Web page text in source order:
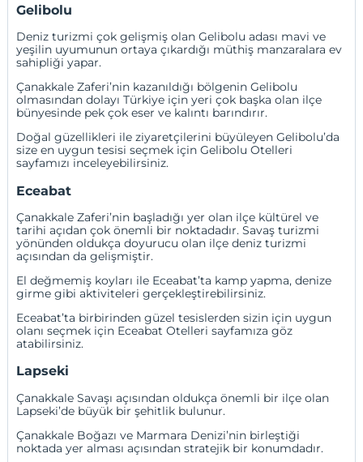
Gelibolu
Deniz turizmi çok gelişmiş olan Gelibolu adası mavi ve
yeşilin uyumunun ortaya çıkardığı müthiş manzaralara ev
sahipliği yapar.
Çanakkale Zaferi’nin kazanıldığı bölgenin Gelibolu
olmasından dolayı Türkiye için yeri çok başka olan ilçe
bünyesinde pek çok eser ve kalıntı barındırır.
Doğal güzellikleri ile ziyaretçilerini büyüleyen Gelibolu’da
size en uygun tesisi seçmek içinGelibolu Otelleri
sayfamızı inceleyebilirsiniz.
Eceabat
Çanakkale Zaferi’nin başladığı yer olan ilçe kültürel ve
tarihi açıdan çok önemli bir noktadadır. Savaş turizmi
yönünden oldukça doyurucu olan ilçe deniz turizmi
açısından da gelişmiştir.
El değmemiş koyları ile Eceabat’ta kamp yapma, denize
girme gibi aktiviteleri gerçekleştirebilirsiniz.
Eceabat’ta birbirinden güzel tesislerden sizin için uygun
olanı seçmek için Eceabat Otelleri sayfamıza göz
atabilirsiniz.
Lapseki
Çanakkale Savaşı açısından oldukça önemli bir ilçe olan
Lapseki’de büyük bir şehitlik bulunur.
Çanakkale Boğazı ve Marmara Denizi’nin birleştiği
noktada yer alması açısından stratejik bir konumdadır.